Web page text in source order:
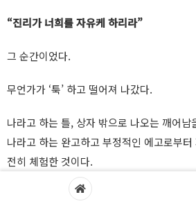
“진리가 너희를 자유케 하리라”
그 순간이었다.
무언가가 ‘툭’ 하고 떨어져 나갔다.
나라고 하는 틀, 상자 밖으로 나오는 깨어남
나라고 하는 완고하고 부정적인 에고로부
전히 체험한 것이다.
10년 전 혼란 속에서 방황하던 내가 찾던 것